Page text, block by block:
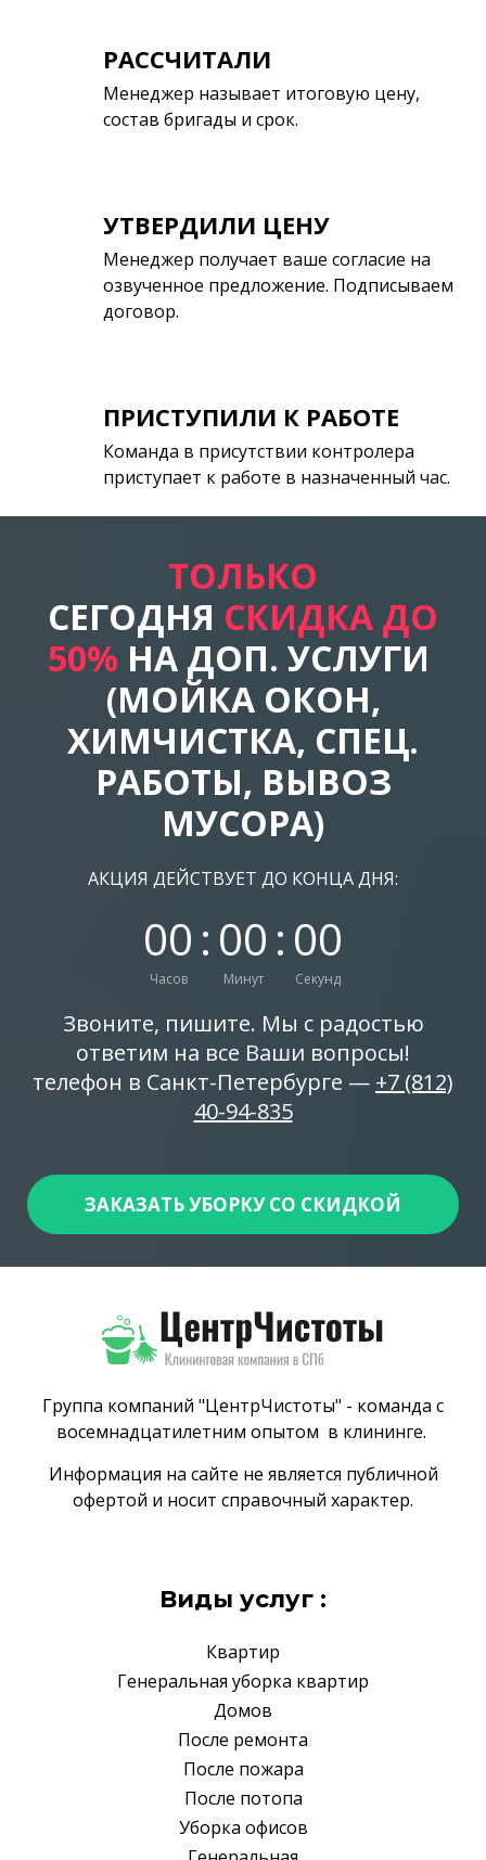
РАССЧИТАЛИ
Менеджер называет итоговую цену,
состав бригады и срок.
УТВЕРДИЛИ ЦЕНУ
Менеджер получает ваше согласие на
озвученное предложение. Подписываем
договор.
ПРИСТУПИЛИ К РАБОТЕ
Команда в присутствии контролера
приступает к работе в назначенный час.
ТОЛЬКО
СЕГОДНЯ СКИДКА ДО
50% НА ДОП. УСЛУГИ
(МОЙКА ОКОН,
ХИМЧИСТКА, СПЕЦ.
РАБОТЫ, ВЫВОЗ
МУСОРА)
АКЦИЯ ДЕЙСТВУЕТ ДО КОНЦА ДНЯ:
00
Часов
: 00
Минут
: 00
Секунд
Звоните, пишите. Мы с радостью
ответим на все Ваши вопросы!
телефон в Санкт-Петербурге — +7 (812)
40-94-835
ЗАКАЗАТЬ УБОРКУ СО СКИДКОЙ
Группа компаний "ЦентрЧистоты" - команда с
восемнадцатилетним опытом в клининге.
Информация на сайте не является публичной
офертой и носит справочный характер.
Виды услуг :
Квартир
Генеральная уборка квартир
Домов
После ремонта
После пожара
После потопа
Уборка офисов